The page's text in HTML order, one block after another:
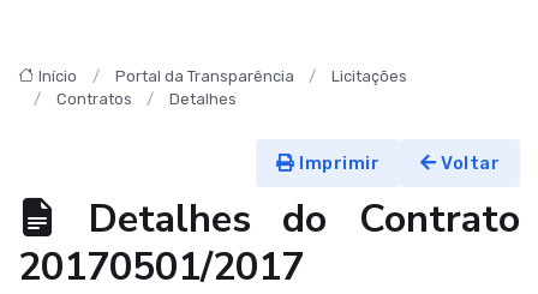
Início Portal da Transparência
Licitações
Contratos
Detalhes
Voltar
Imprimir
Detalhes do Contrato
20170501/2017